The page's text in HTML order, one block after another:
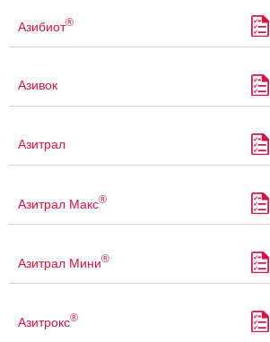
Азибиот®
Азивок
Азитрал
Азитрал Макс®
Азитрал Мини®
Азитрокс®